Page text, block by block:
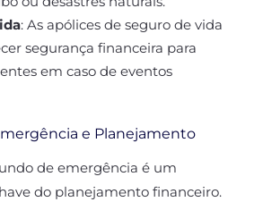
: As apólices de seguro de vida
segurança financeira para
em caso de eventos
e Planejamento
de emergência é um
do planejamento financeiro.